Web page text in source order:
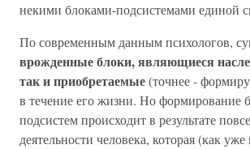
некими блоками-подсистемами единой
По современным данным психологов,
врожденные блоки, являющиеся
так и приобретаемые(точнее -
в течение его жизни. Но формирование
подсистем происходит в результате
деятельности человека, которая (как